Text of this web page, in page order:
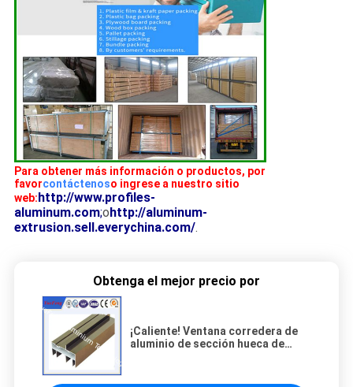
Para obtener más información o productos, por
favorcontáctenoso ingrese a nuestro sitio
web:http://www.profiles-
aluminum.com;ohttp://aluminum-
extrusion.sell.everychina.com/.
Obtenga el mejor precio por
¡Caliente! Ventana corredera de
aluminio de sección hueca de